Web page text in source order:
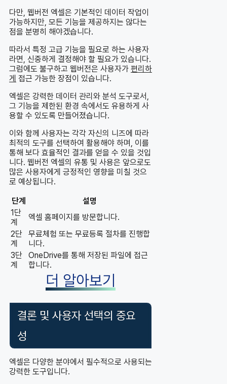
다만, 웹버전 엑셀은 기본적인 데이터 작업이
가능하지만, 모든 기능을 제공하지는 않다는
점을 분명히 해야겠습니다.
따라서 특정 고급 기능을 필요로 하는 사용자
라면, 신중하게 결정해야 할 필요가 있습니다.
그럼에도 불구하고 웹버전은 사용자가 편리하
게 접근 가능한 장점이 있습니다.
엑셀은 강력한 데이터 관리와 분석 도구로서,
그 기능을 제한된 환경 속에서도 유용하게 사
용할 수 있도록 만들어졌습니다.
이와 함께 사용자는 각각 자신의 니즈에 따라
최적의 도구를 선택하여 활용해야 하며, 이를
통해 보다 효율적인 결과를 얻을 수 있을 것입
니다. 웹버전 엑셀의 유통 및 사용은 앞으로도
많은 사용자에게 긍정적인 영향을 미칠 것으
로 예상됩니다.
단계
설명
1단
계
엑셀 홈페이지를 방문합니다.
2단
계
무료체험 또는 무료등록 절차를 진행합
니다.
3단
계
OneDrive를 통해 저장된 파일에 접근
합니다.
더 알아보기
결론 및 사용자 선택의 중요
성
엑셀은 다양한 분야에서 필수적으로 사용되는
강력한 도구입니다.